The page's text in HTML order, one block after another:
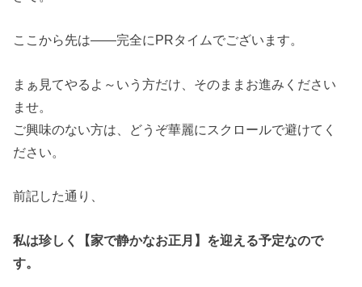
ここから先は——完全にPRタイムでございます。
まぁ見てやるよ～いう方だけ、そのままお進みください
ませ。
ご興味のない方は、どうぞ華麗にスクロールで避けてく
ださい。
前記した通り、
私は珍しく【家で静かなお正月】を迎える予定なので
す。